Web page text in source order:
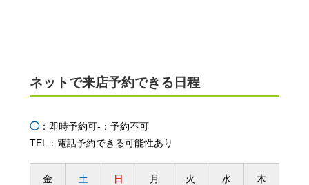
ネットで来店予約できる日程
◯：即時予約可-：予約不可
TEL：電話予約できる可能性あり
金 土 日 月 火 水 木